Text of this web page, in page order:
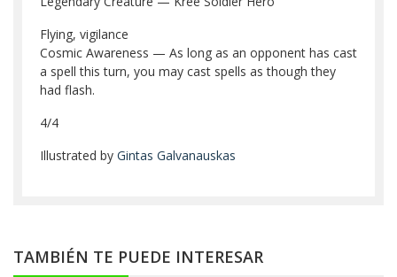
Flying, vigilance
Cosmic Awareness — As long as an opponent has cast
a spell this turn, you may cast spells as though they
had flash.
4/4
Illustrated by Gintas Galvanauskas
TAMBIÉN TE PUEDE INTERESAR